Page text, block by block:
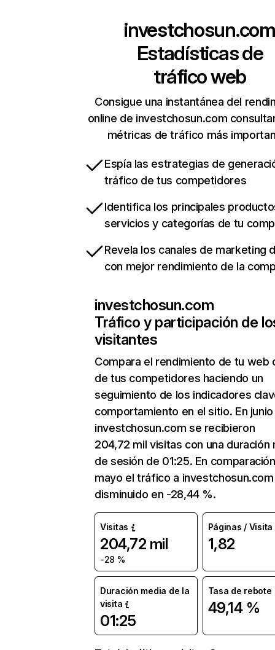
investchosun.com
Estadísticas de
tráfico web
Consigue una instantánea del
online de investchosun.com
métricas de tráfico más
Espía las estrategias de
tráfico de tus competidores
Identifica los principales
servicios y categorías de tu
Revela los canales de marketing
con mejor rendimiento de la
investchosun.com
Tráfico y participación de
visitantes
Compara el rendimiento de tu web
de tus competidores haciendo un
seguimiento de los indicadores
comportamiento en el sitio. En junio
investchosun.com se recibieron
204,72 mil visitas con una duración
de sesión de 01:25. En
mayo el tráfico a investchosun.com
disminuido en -28,44 %.
Visitas
204,72 mil
-28 %
Páginas / Visita
1,82
Duración media de la
visita
01:25
Tasa de rebote
49,14 %